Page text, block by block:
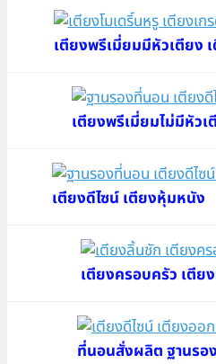
เตียงพรีเมี่ยมมีหัวเตียง
เตียงพรีเมี่ยมไม่มีหัวเ
เตียงดีไซน์ เตียงหุ้มหนัง
เตียงครอบครัว เตีย
ที่นอนสั่งผลิต ฐานรอ